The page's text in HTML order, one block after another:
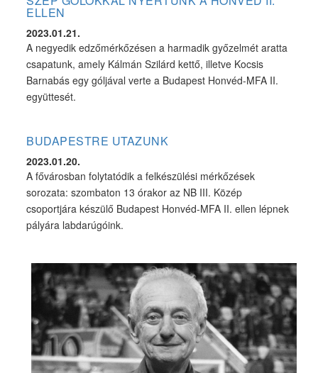
ELLEN
2023.01.21.
A negyedik edzőmérkőzésen a harmadik győzelmét aratta
csapatunk, amely Kálmán Szilárd kettő, illetve Kocsis
Barnabás egy góljával verte a Budapest Honvéd-MFA II.
együttesét.
BUDAPESTRE UTAZUNK
2023.01.20.
A fővárosban folytatódik a felkészülési mérkőzések
sorozata: szombaton 13 órakor az NB III. Közép
csoportjára készülő Budapest Honvéd-MFA II. ellen lépnek
pályára labdarúgóink.